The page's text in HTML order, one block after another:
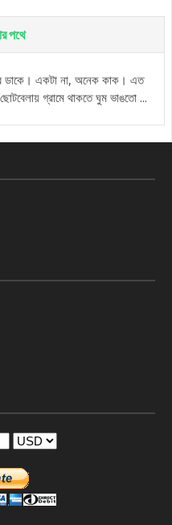
পথে
ডাকে। একটা না, অনেক কাক। এত
গ্রামে থাকতে ঘুম ভাঙতো ...